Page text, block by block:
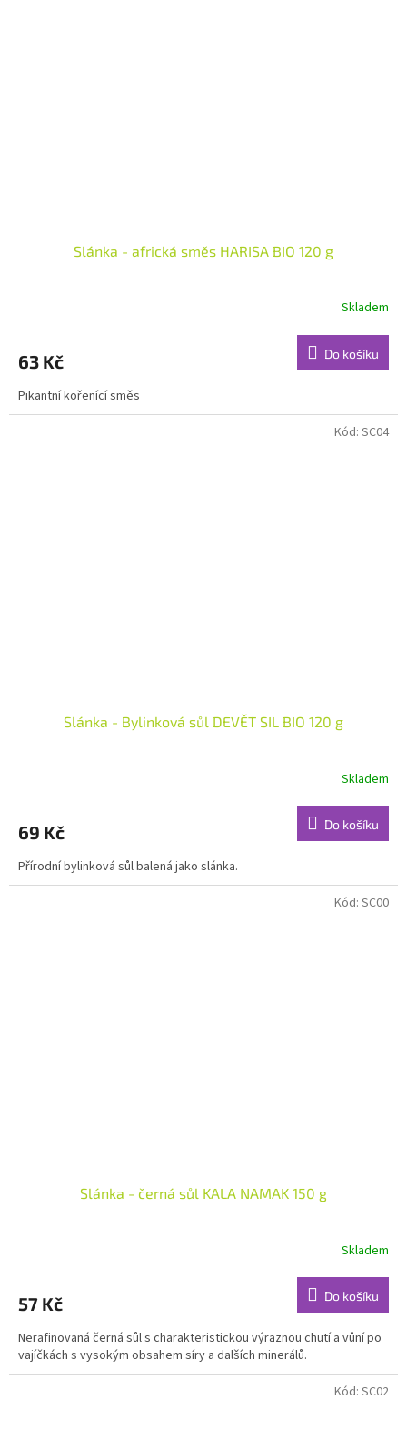
Slánka - africká směs HARISA BIO 120 g
Skladem
63 Kč Do košíku
Pikantní kořenící směs
Slánka - Bylinková sůl DEVĚT SIL BIO 120 g
Skladem
69 Kč Do košíku
Přírodní bylinková sůl balená jako slánka.
Kód: SC04
Slánka - černá sůl KALA NAMAK 150 g
Skladem
57 Kč Do košíku
Nerafinovaná černá sůl s charakteristickou výraznou chutí a vůní po
vajíčkách s vysokým obsahem síry a dalších minerálů.
Kód: SC00
Kód: SC02